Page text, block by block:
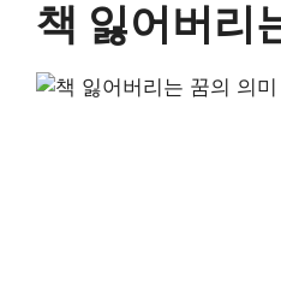
책 잃어버리